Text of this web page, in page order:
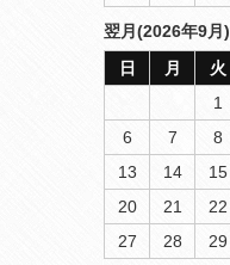
翌月(2026年9月)
日
月 火
1
6
7 8
13
14 15
20
21 22
27
28 29